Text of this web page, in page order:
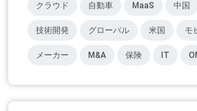
クラウド 自動車 MaaS 中国
技術開発 グローバル 米国 モ
メーカー M&A 保険 IT